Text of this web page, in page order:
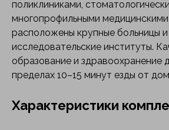
поликлиниками,
многопрофильными
расположены крупные больницы
исследовательские институты.
образование и здравоохранение
пределах 10–15 минут езды от
Характеристики